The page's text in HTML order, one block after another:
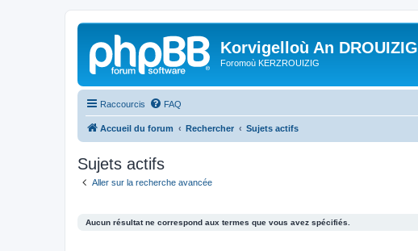
Korvigelloù An DROUIZIG
Foromoù KERZROUIZIG
Raccourcis FAQ
Accueil du forum Rechercher Sujets actifs
Sujets actifs
Aller sur la recherche avancée
Aucun résultat ne correspond aux termes que vous avez spécifiés.